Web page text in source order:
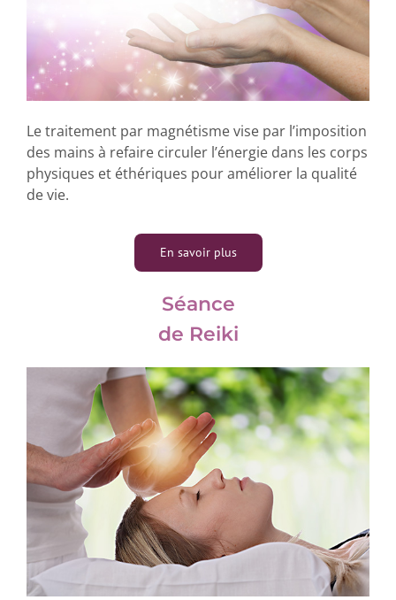
Le traitement par magnétisme vise par l’imposition
des mains à refaire circuler l’énergie dans les corps
physiques et éthériques pour améliorer la qualité
de vie.
En savoir plus
Séance
de Reiki